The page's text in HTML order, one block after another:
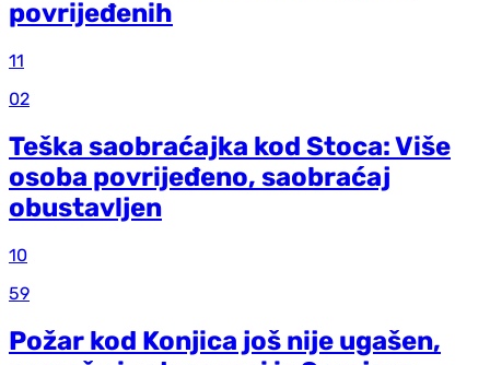
povrijeđenih
11
02
Teška saobraćajka kod Stoca: Više
osoba povrijeđeno, saobraćaj
obustavljen
10
59
Požar kod Konjica još nije ugašen,